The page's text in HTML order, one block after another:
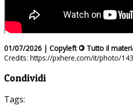
01/07/2026 | Copyleft © Tutto il
Credits: https://pxhere.com/it/photo/
Condividi
Tags: